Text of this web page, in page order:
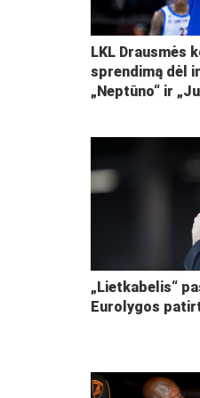
LKL Drausmės
sprendimą dėl
„Neptūno“ ir
„Lietkabelis“
Eurolygos